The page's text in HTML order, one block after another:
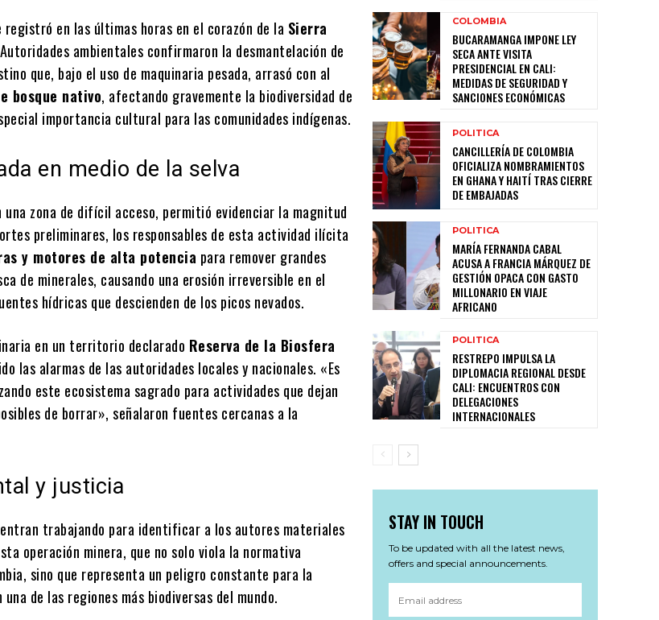
en las últimas horas en el corazón de la Sierra
ambientales confirmaron la desmantelación de
que, bajo el uso de maquinaria pesada, arrasó con al
bosque nativo, afectando gravemente la biodiversidad de
importancia cultural para las comunidades indígenas.
en medio de la selva
una zona de difícil acceso, permitió evidenciar la magnitud
preliminares, los responsables de esta actividad ilícita
y motores de alta potencia para remover grandes
de minerales, causando una erosión irreversible en el
hídricas que descienden de los picos nevados.
en un territorio declarado Reserva de la Biosfera
las alarmas de las autoridades locales y nacionales. «Es
este ecosistema sagrado para actividades que dejan
de borrar», señalaron fuentes cercanas a la
y justicia
trabajando para identificar a los autores materiales
operación minera, que no solo viola la normativa
sino que representa un peligro constante para la
de las regiones más biodiversas del mundo.
COLOMBIA
BUCARAMANGA IMPONE LEY
SECA ANTE VISITA
PRESIDENCIAL EN CALI:
MEDIDAS DE SEGURIDAD Y
SANCIONES ECONÓMICAS
POLITICA
CANCILLERÍA DE COLOMBIA
OFICIALIZA NOMBRAMIENTOS
EN GHANA Y HAITÍ TRAS CIERRE
DE EMBAJADAS
POLITICA
MARÍA FERNANDA CABAL
ACUSA A FRANCIA MÁRQUEZ DE
GESTIÓN OPACA CON GASTO
MILLONARIO EN VIAJE
AFRICANO
POLITICA
RESTREPO IMPULSA LA
DIPLOMACIA REGIONAL DESDE
CALI: ENCUENTROS CON
DELEGACIONES
INTERNACIONALES
STAY IN TOUCH
To be updated with all the latest news,
offers and special announcements.